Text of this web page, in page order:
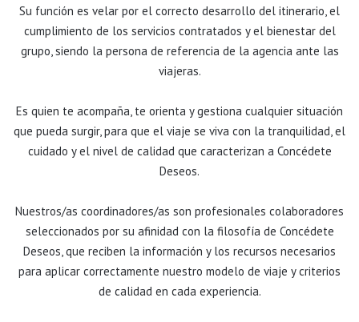
Su función es velar por el correcto desarrollo del itinerario, el
cumplimiento de los servicios contratados y el bienestar del
grupo, siendo la persona de referencia de la agencia ante las
viajeras.
Es quien te acompaña, te orienta y gestiona cualquier situación
que pueda surgir, para que el viaje se viva con la tranquilidad, el
cuidado y el nivel de calidad que caracterizan a Concédete
Deseos.
Nuestros/as coordinadores/as son profesionales colaboradores
seleccionados por su afinidad con la filosofía de Concédete
Deseos, que reciben la información y los recursos necesarios
para aplicar correctamente nuestro modelo de viaje y criterios
de calidad en cada experiencia.